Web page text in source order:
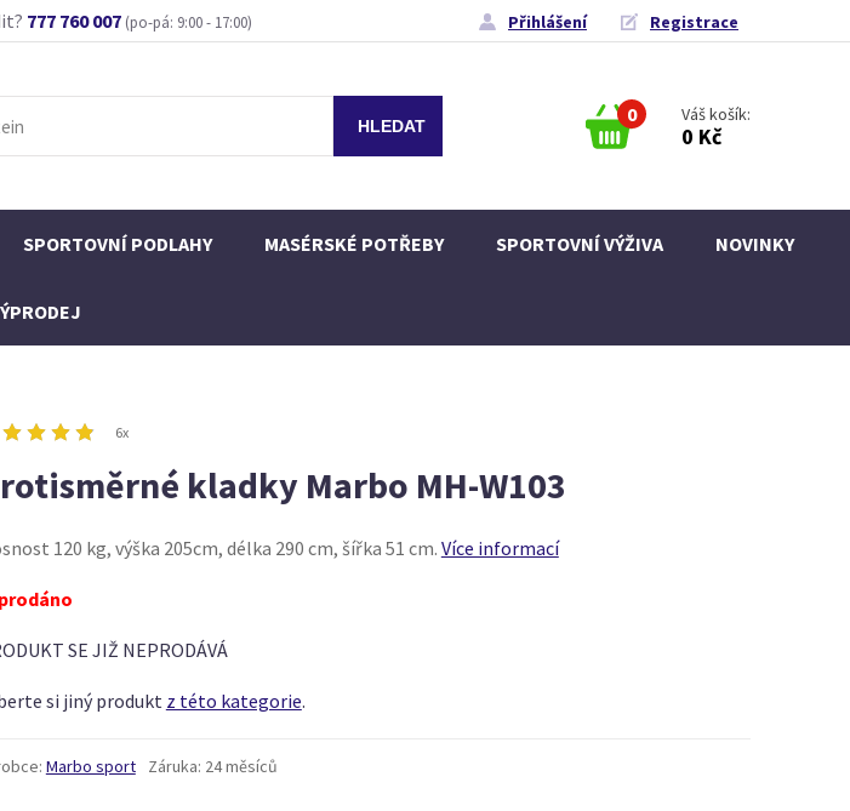
777 760 007 (po-pá: 9:00 - 17:00) Přihlášení Registrace
0 Váš košík:
0 Kč
SPORTOVNÍ PODLAHY MASÉRSKÉ POTŘEBY SPORTOVNÍ VÝŽIVA NOVINKY
6x
kladky Marbo MH-W103
120 kg, výška 205cm, délka 290 cm, šířka 51 cm. Více informací
SE JIŽ NEPRODÁVÁ
si jiný produkt z této kategorie.
Marbo sport Záruka: 24 měsíců